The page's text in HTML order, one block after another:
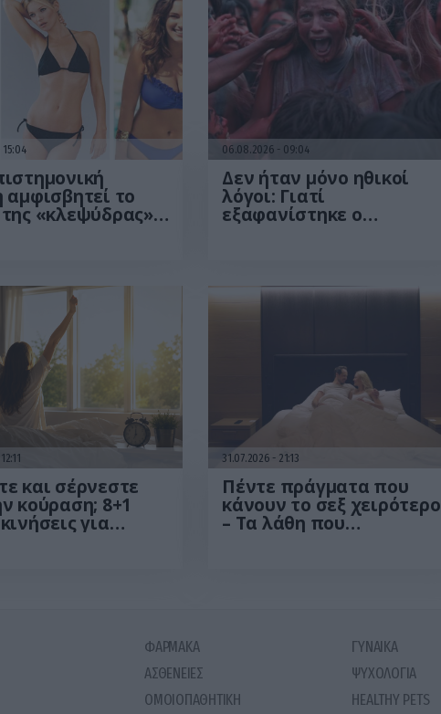
15:04
αμφισβητεί το
«κλεψύδρας»:
06.08.2026 09:04
Δεν ήταν μόνο ηθικοί
λόγοι: Γιατί
εξαφανίστηκε ο
12:11
και σέρνεστε
κούραση; 8+1
για
31.07.2026 21:13
Πέντε πράγματα που
κάνουν το σεξ χειρότερο
– Τα λάθη που
ΦΑΡΜΑΚΑ
ΓΥΝΑΙΚΑ
ΑΣΘΕΝΕΙΕΣ
ΨΥΧΟΛΟΓΙΑ
ΟΜΟΙΟΠΑΘΗΤΙΚΗ HEALTHY PETS